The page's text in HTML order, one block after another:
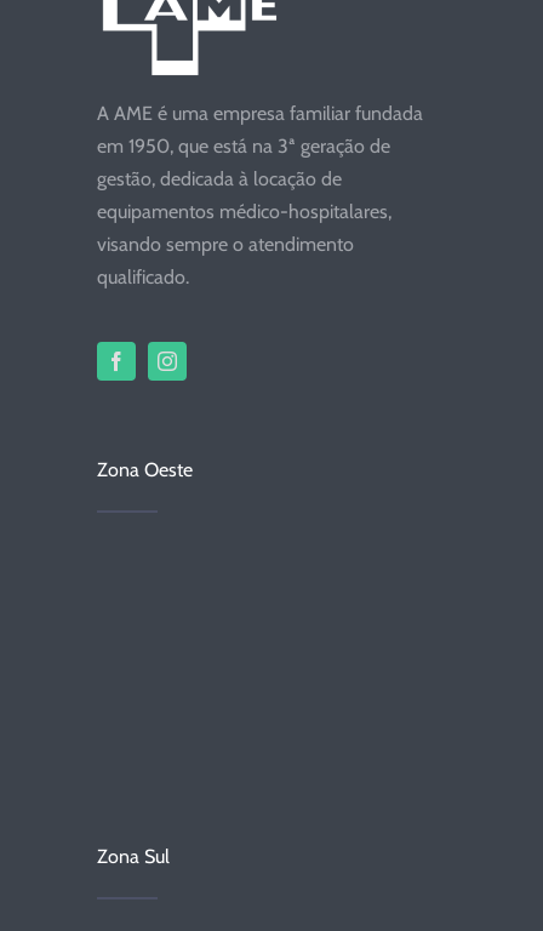
A AME é uma empresa familiar fundada
em 1950, que está na 3ª geração de
gestão, dedicada à locação de
equipamentos médico-hospitalares,
visando sempre o atendimento
qualificado.
Zona Oeste
Zona Sul